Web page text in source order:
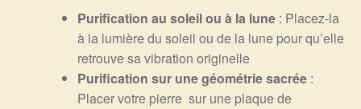
Purification au soleil ou à la lune : Placez-la
à la lumière du soleil ou de la lune pour qu’elle
retrouve sa vibration originelle
Purification sur une géométrie sacrée :
Placer votre pierre sur une plaque de